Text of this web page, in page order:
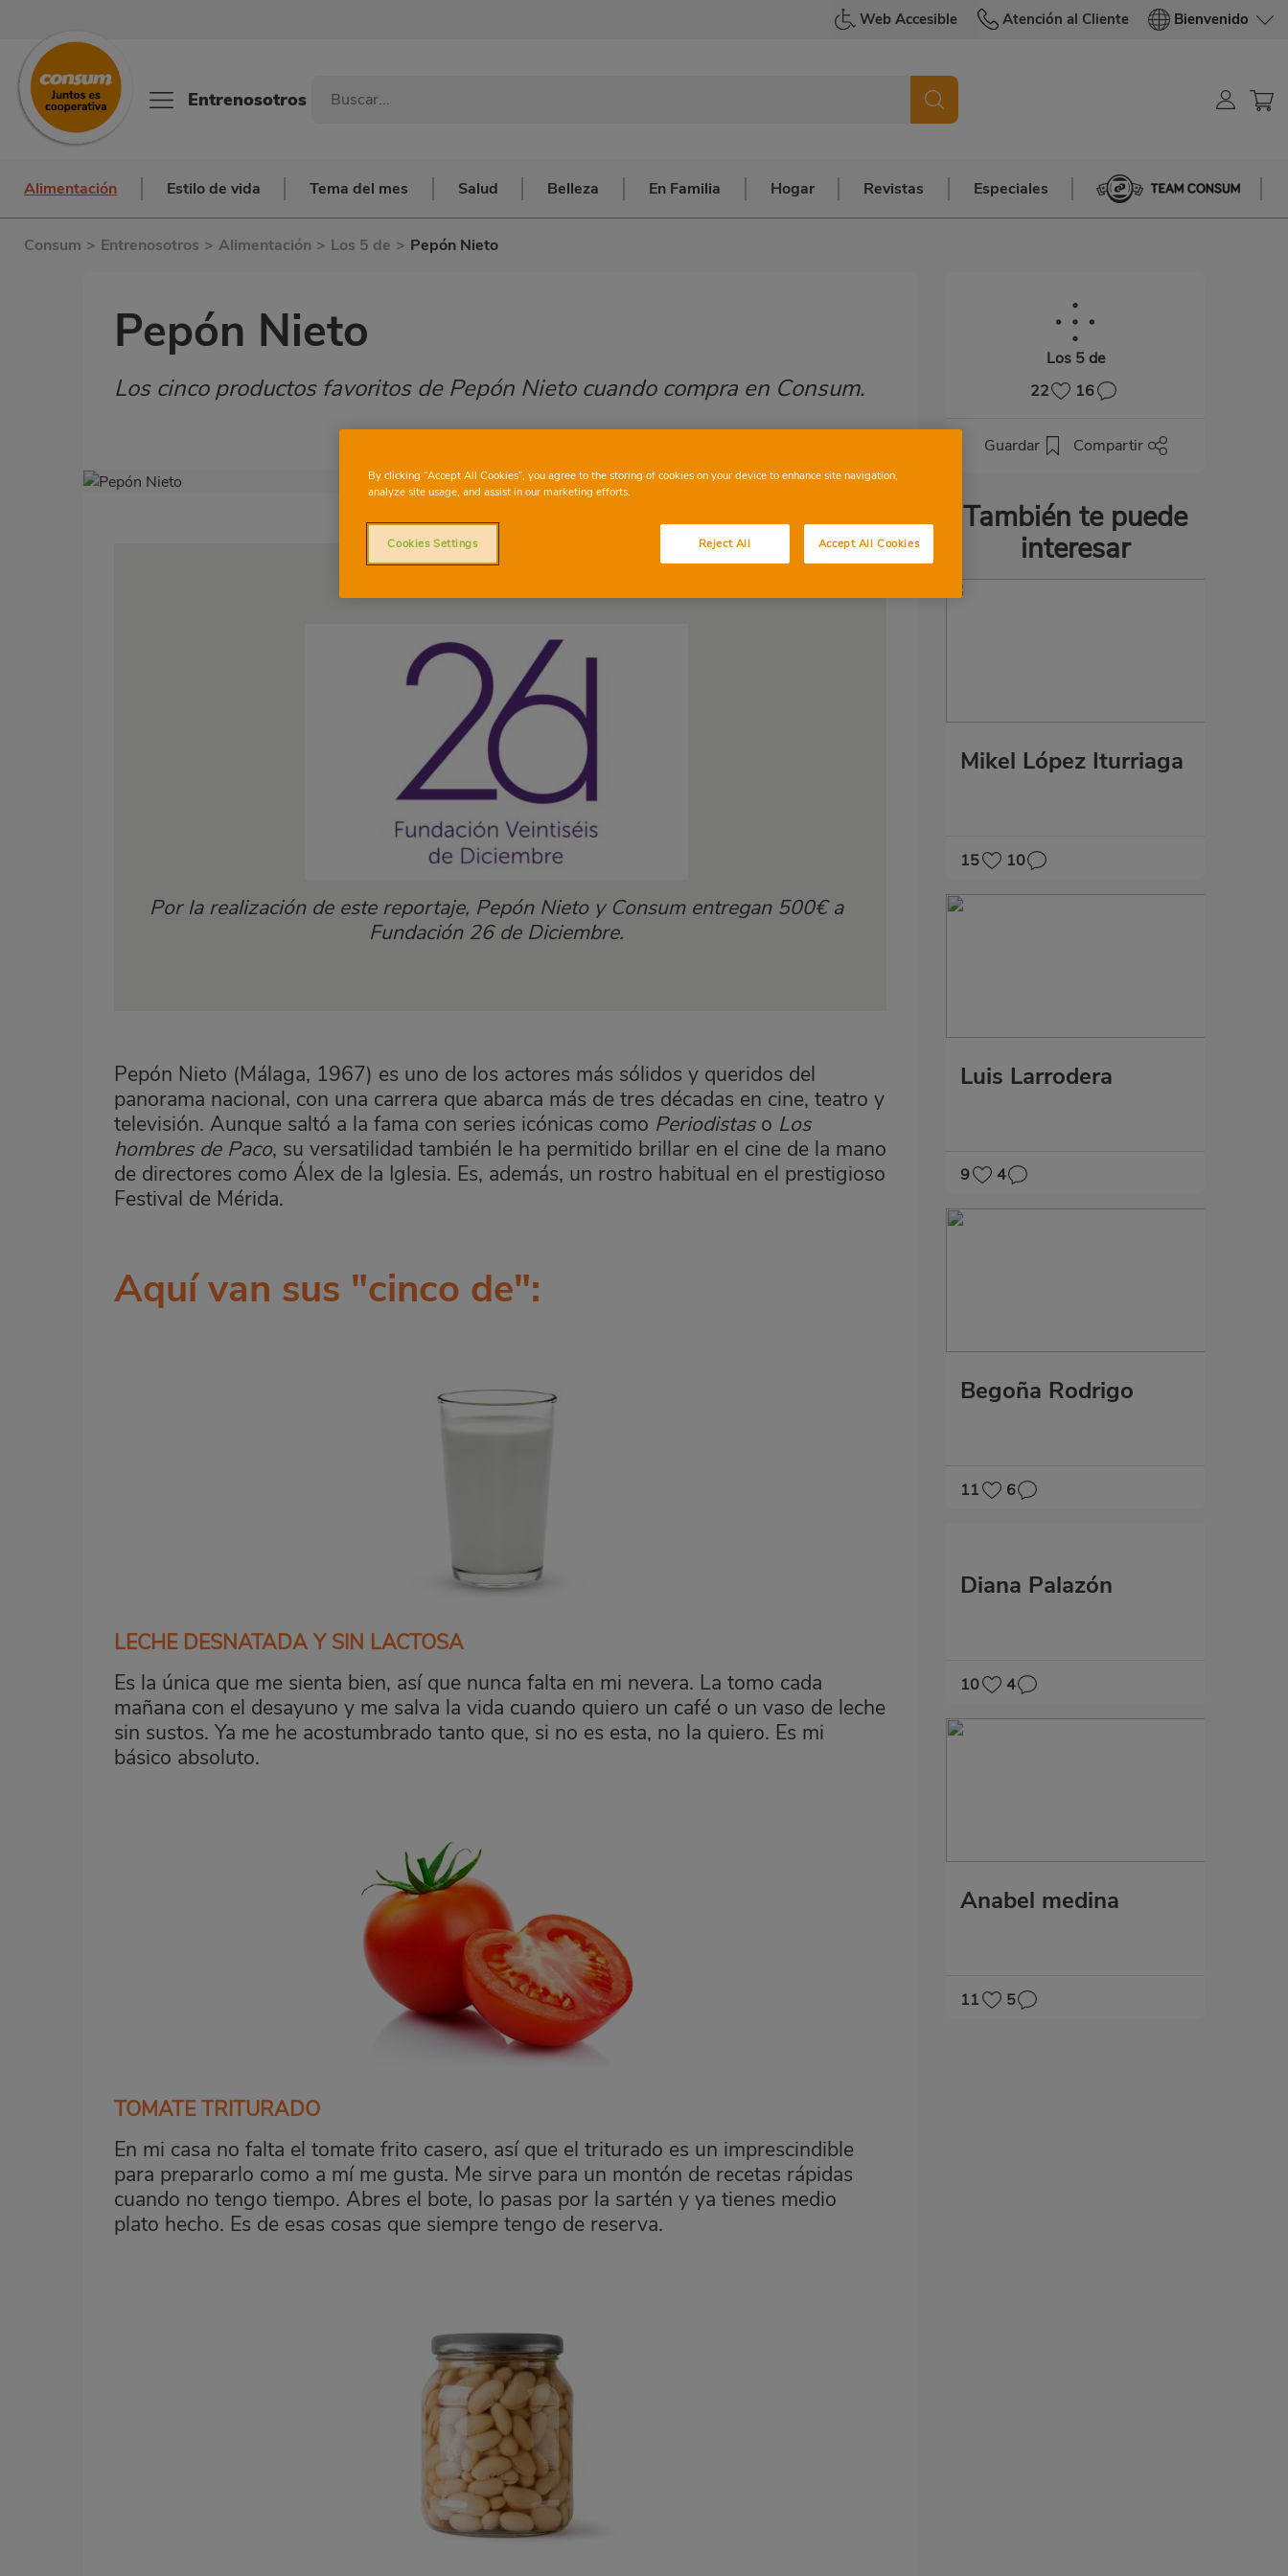
Web Accesible Atención al Cliente Bienvenido
Entrenosotros
Alimentación Estilo de vida Tema del mes Salud Belleza En Familia Hogar Revistas Especiales Team Consum
Consum > Entrenosotros > Alimentación > Los 5 de > Pepón Nieto
Los 5 de
22
16
Guardar Compartir
También te puede
interesar
Mikel López Iturriaga
15 10
Luis Larrodera
9 4
Begoña Rodrigo
11 6
Diana Palazón
10 4
Anabel medina
11 5
Pepón Nieto
Subtítulo
Los cinco productos favoritos de Pepón Nieto cuando compra en Consum.
Imagen
Por la realización de este reportaje, Pepón Nieto y Consum entregan 500€ a
Fundación 26 de Diciembre.
Pepón Nieto (Málaga, 1967) es uno de los actores más sólidos y queridos del
panorama nacional, con una carrera que abarca más de tres décadas en cine, teatro y
televisión. Aunque saltó a la fama con series icónicas como Periodistas o Los
hombres de Paco, su versatilidad también le ha permitido brillar en el cine de la mano
de directores como Álex de la Iglesia. Es, además, un rostro habitual en el prestigioso
Festival de Mérida.
Aquí van sus "cinco de":
LECHE DESNATADA Y SIN LACTOSA
Es la única que me sienta bien, así que nunca falta en mi nevera. La tomo cada
mañana con el desayuno y me salva la vida cuando quiero un café o un vaso de leche
sin sustos. Ya me he acostumbrado tanto que, si no es esta, no la quiero. Es mi
básico absoluto.
TOMATE TRITURADO
En mi casa no falta el tomate frito casero, así que el triturado es un imprescindible
para prepararlo como a mí me gusta. Me sirve para un montón de recetas rápidas
cuando no tengo tiempo. Abres el bote, lo pasas por la sartén y ya tienes medio
plato hecho. Es de esas cosas que siempre tengo de reserva.
By clicking “Accept All Cookies”, you agree to the storing of cookies on your device to enhance site navigation,
analyze site usage, and assist in our marketing efforts.
Reject All Accept All Cookies
Cookies Settings